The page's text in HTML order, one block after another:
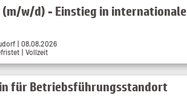
(m/w/d) - Einstieg in internationale
| 08.08.2026
| Vollzeit
für Betriebsführungsstandort